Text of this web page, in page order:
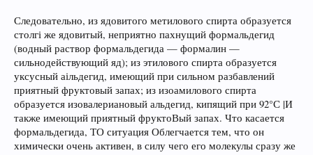
Следовательно, из ядовитого метилового спирта образуется
столгі же ядовитый, неприятно пахнущий формальдегид
(водный раствор формальдегида — формалин —
сильнодействующий яд); из этилового спирта образуется
уксусный аільдегид, имеющий при сильном разбавлений
приятный фруктовый запах; из изоамилового спирта
образуется изовалериановый альдегид, кипящий при 92°С |И
также имеющий приятный фруктоВый запах. Что касается
формальдегида, ТО ситуация Облегчается тем, что он
химически очень активен, в силу чего его молекулы сразу же